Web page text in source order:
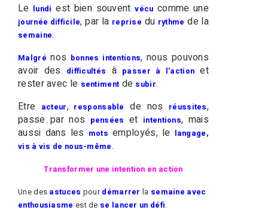
Le lundi est bien souventvécu comme une
journée difficile, par la reprise du rythme de la
semaine.
Malgré nos bonnes intentions, nous pouvons
avoir des
difficultés à passer à l’action et
rester avec le sentiment de subir.
Etre
acteur,responsable de nos réussites,
passe par nos
pensées et intentions, mais
aussi dans les mots employés, le langage,
vis à vis de nous-même.
Transformer une intention en action
Une des astuces pourdémarrer la semaine avec
enthousiasme est de se lancer un défi.